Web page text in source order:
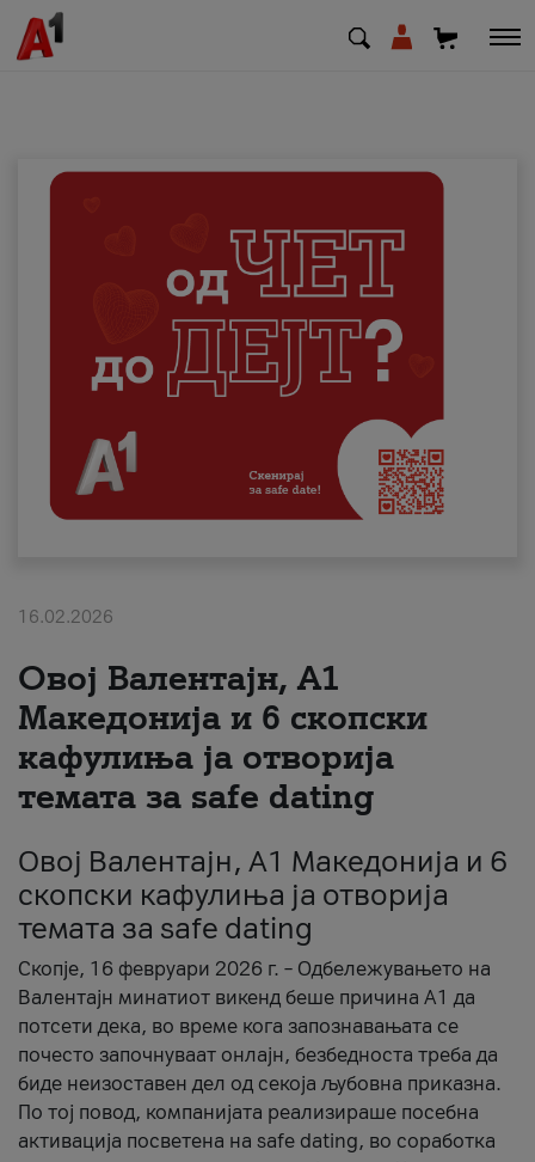
Деловни
Поддршка
Надополни кредит
Плати сметка
#ПодобарОнлајн
16.02.2026
Овој Валентајн, A1
Македонија и 6 скопски
кафулиња ја отворија
темата за safe dating
Овој Валентајн, A1 Македонија и 6
скопски кафулиња ја отворија
темата за safe dating
Скопје, 16 февруари 2026 г. – Одбележувањето на
Валентајн минатиот викенд беше причина А1 да
потсети дека, во време кога запознавањата се
почесто започнуваат онлајн, безбедноста треба да
биде неизоставен дел од секоја љубовна приказна.
По тој повод, компанијата реализираше посебна
активација посветена на safe dating, во соработка